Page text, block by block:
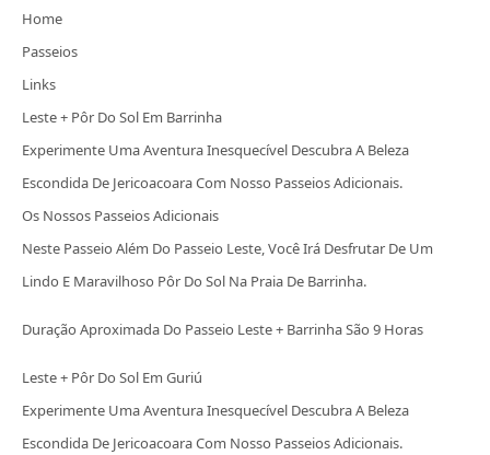
Home
Passeios
Links
Leste + Pôr Do Sol Em Barrinha
Experimente Uma Aventura Inesquecível Descubra A Beleza
Escondida De Jericoacoara Com Nosso Passeios Adicionais.
Os Nossos Passeios Adicionais
Neste Passeio Além Do Passeio Leste, Você Irá Desfrutar De Um
Lindo E Maravilhoso Pôr Do Sol Na Praia De Barrinha.
Duração Aproximada Do Passeio Leste + Barrinha São 9 Horas
Leste + Pôr Do Sol Em Guriú
Experimente Uma Aventura Inesquecível Descubra A Beleza
Escondida De Jericoacoara Com Nosso Passeios Adicionais.